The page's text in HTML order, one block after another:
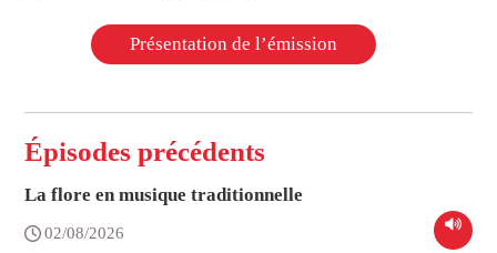
Présentation de l’émission
Épisodes précédents
La flore en musique traditionnelle
02/08/2026